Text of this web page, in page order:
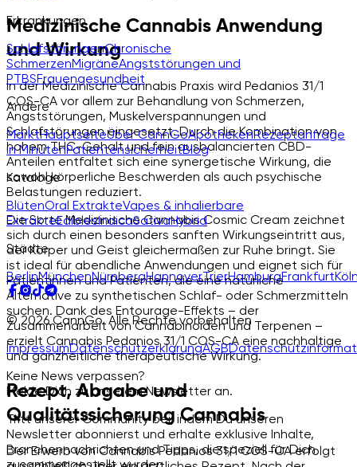
Medizinische Cannabis Anwendung
und Wirkung
In der Medizinische Cannabis Praxis wird Pedanios 31/1
COS-CA vor allem zur Behandlung von Schmerzen,
Angststörungen, Muskelverspannungen und
Schlafstörungen eingesetzt. Durch die Kombination von
hohem THC-Gehalt und fein ausbalancierten CBD-
Anteilen entfaltet sich eine synergetische Wirkung, die
sowohl körperliche Beschwerden als auch psychische
Belastungen reduziert.
Die Sorte Medizinische Cannabis Cosmic Cream zeichnet
sich durch einen besonders sanften Wirkungseintritt aus,
der Körper und Geist gleichermaßen zur Ruhe bringt. Sie
ist ideal für abendliche Anwendungen und eignet sich für
Patientinnen und Patienten, die eine natürliche
Alternative zu synthetischen Schlaf- oder Schmerzmitteln
suchen. Dank des Entourage-Effekts – der
Zusammenarbeit von Cannabinoiden und Terpenen –
erzielt Cannabis Pedanios 31/1 COS-CA eine nachhaltige
und ganzheitliche therapeutische Wirkung.
Rezept, Abgabe und
Qualitätssicherung Cannabis
Der Erwerb von Cannabis Pedanios 31/1 COS-CA erfolgt
Erkrankungen
SchlafstörungenChronische
SchmerzenMigräneAngststörungen und
PTBSFrauengesundheit
Andere
MarktHauptseiteÜber CannGoApothekenRezeptanfrage
in MinutenPatientensicherheitBlog
Kataloge
BlütenOral ExtrakteVapes & inhalierbare
ExtrakteEdiblesIndicaSativaHybrid
Städte
BerlinMünchenNürnbergHannoverTrierHamburgFrankfurt
© 2026 CannGo. Alle Rechte vorbehalten
ImpressumDatenschutzerklärungAGB
Keine News verpassen?
Melde Dich zu unserem Newsletter an.
Tritt unserer Community bei, indem Du unseren
Newsletter abonnierst und erhalte exklusive Inhalte,
Branchennachrichten und Tipps, die speziell für Dich